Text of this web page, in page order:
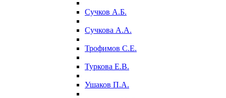
Сучков А.Б.
Сучкова А.А.
Трофимов С.Е.
Туркова Е.В.
Ушаков П.А.